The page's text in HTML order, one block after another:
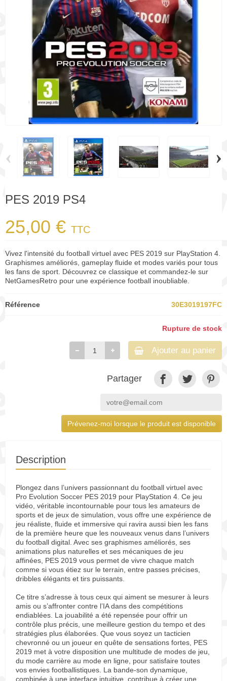
‹ ›
PES 2019 PS4
25,00 € TTC
Vivez l'intensité du football virtuel avec PES 2019 sur PlayStation 4.
Graphismes améliorés, gameplay fluide et modes variés pour tous
les fans de sport. Découvrez ce classique et commandez-le sur
NetGamesRetro pour une expérience football inoubliable.
Référence 30E3019197FC
Rupture de stock
Ajouter au panier
Partager
Prévenez-moi lorsque le produit est disponible
Description
Plongez dans l’univers passionnant du football virtuel avec
Pro Evolution Soccer PES 2019 pour PlayStation 4. Ce jeu
vidéo, véritable incontournable pour tous les amateurs de
sports et de jeux de simulation, vous offre une expérience de
jeu réaliste, fluide et immersive qui ravira aussi bien les fans
de la première heure que les nouveaux venus dans l’univers
du football digital. Avec ses graphismes améliorés, ses
animations plus naturelles et ses mécaniques de jeu
affinées, PES 2019 vous permet de vivre chaque match
comme si vous étiez sur le terrain, entre passes précises,
dribbles élégants et tirs puissants.
Ce titre s’adresse à tous ceux qui aiment se mesurer à leurs
amis ou s’affronter contre l’IA dans des compétitions
endiablées. La jouabilité a été repensée pour offrir un
contrôle plus précis, une meilleure gestion du tempo et des
stratégies plus élaborées. Que vous soyez un tacticien
chevronné ou un joueur en quête de sensations fortes, PES
2019 met à votre disposition une multitude de modes de jeu,
du mode carrière au mode en ligne, pour satisfaire toutes
vos envies footballistiques. La bande-son dynamique,
combinée à une interface intuitive, contribue à créer une